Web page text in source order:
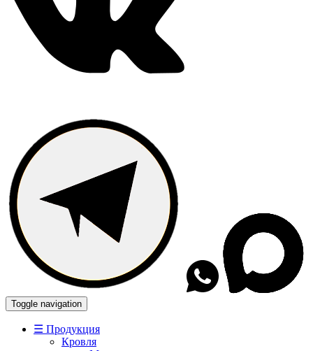
Toggle navigation
☰ Продукция
Кровля